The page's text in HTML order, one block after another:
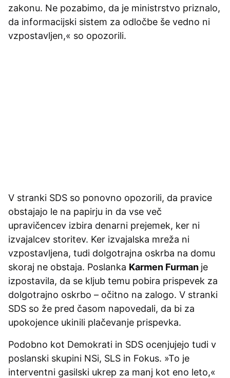
zakonu. Ne pozabimo, da je ministrstvo priznalo,
da informacijski sistem za odločbe še vedno ni
vzpostavljen,« so opozorili.
V stranki SDS so ponovno opozorili, da pravice
obstajajo le na papirju in da vse več
upravičencev izbira denarni prejemek, ker ni
izvajalcev storitev. Ker izvajalska mreža ni
vzpostavljena, tudi dolgotrajna oskrba na domu
skoraj ne obstaja. Poslanka Karmen Furman je
izpostavila, da se kljub temu pobira prispevek za
dolgotrajno oskrbo – očitno na zalogo. V stranki
SDS so že pred časom napovedali, da bi za
upokojence ukinili plačevanje prispevka.
Podobno kot Demokrati in SDS ocenjujejo tudi v
poslanski skupini NSi, SLS in Fokus. »To je
interventni gasilski ukrep za manj kot eno leto,«